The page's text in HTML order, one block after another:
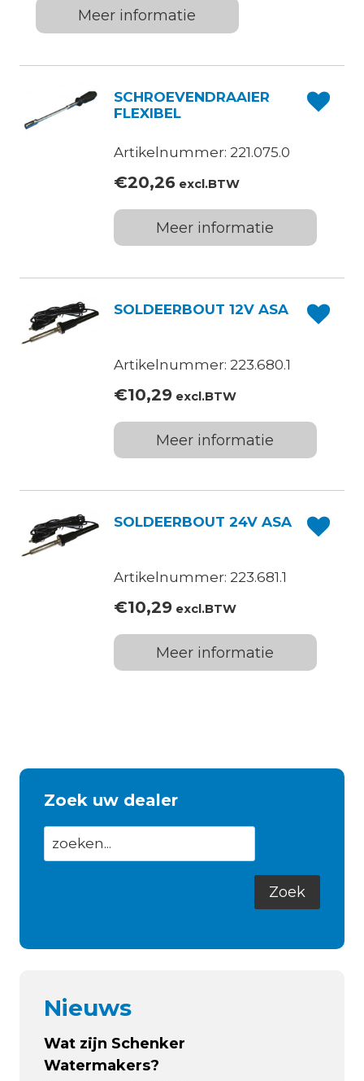
Meer informatie
SCHROEVENDRAAIER
FLEXIBEL
Artikelnummer: 221.075.0
€20,26excl.BTW
Meer informatie
SOLDEERBOUT 12V ASA
Artikelnummer: 223.680.1
€10,29excl.BTW
Meer informatie
SOLDEERBOUT 24V ASA
Artikelnummer: 223.681.1
€10,29excl.BTW
Meer informatie
Zoek uw dealer
Nieuws
Wat zijn Schenker
Watermakers?